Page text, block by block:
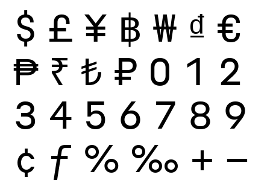
$ £ ¥ ฿ ₩ ₫ €
₱ ₹ ₺ ₽ 0 1 2
3 4 5 6 7 8 9
¢ ƒ % ‰ + −